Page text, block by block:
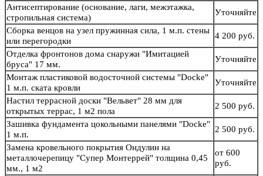
Антисептирование (основание, лаги, межэтажка,
стропильная система)
Уточняйте
Сборка венцов на узел пружинная сила, 1 м.п. стены
или перегородки
4 200 руб.
Отделка фронтонов дома снаружи "Имитацией
бруса" 17 мм.
Уточняйте
Монтаж пластиковой водосточной системы "Docke"
1 м.п. ската кровли
Уточняйте
Настил террасной доски "Вельвет" 28 мм для
открытых террас, 1 м2 пола
2 500 руб.
Зашивка фундамента цокольными панелями "Docke"
1 м.п.
2 500 руб.
Замена кровельного покрытия Ондулин на
металлочерепицу "Супер Монтеррей" толщина 0,45
мм., 1 м2
от 600
руб.